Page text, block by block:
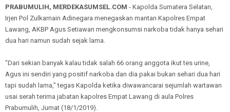
PRABUMULIH, MERDEKASUMSEL.COM - Kapolda Sumatera Selatan,
Irjen Pol Zulkarnain Adinegara menegaskan mantan Kapolres Empat
Lawang, AKBP Agus Setiawan mengkonsumsi narkoba tidak hanya sehari
dua hari namun sudah sejak lama.
"Dari sekian banyak kalau tidak salah 66 orang anggota ikut tes urine,
Agus ini sendiri yang positif narkoba dan dia pakai bukan sehari dua hari
tapi sudah lama," tegas Kapolda ketika diwawancarai sejumlah wartawan
usai serah terima jabatan kapolres Empat Lawang di aula Polres
Prabumulih, Jumat (18/1/2019).